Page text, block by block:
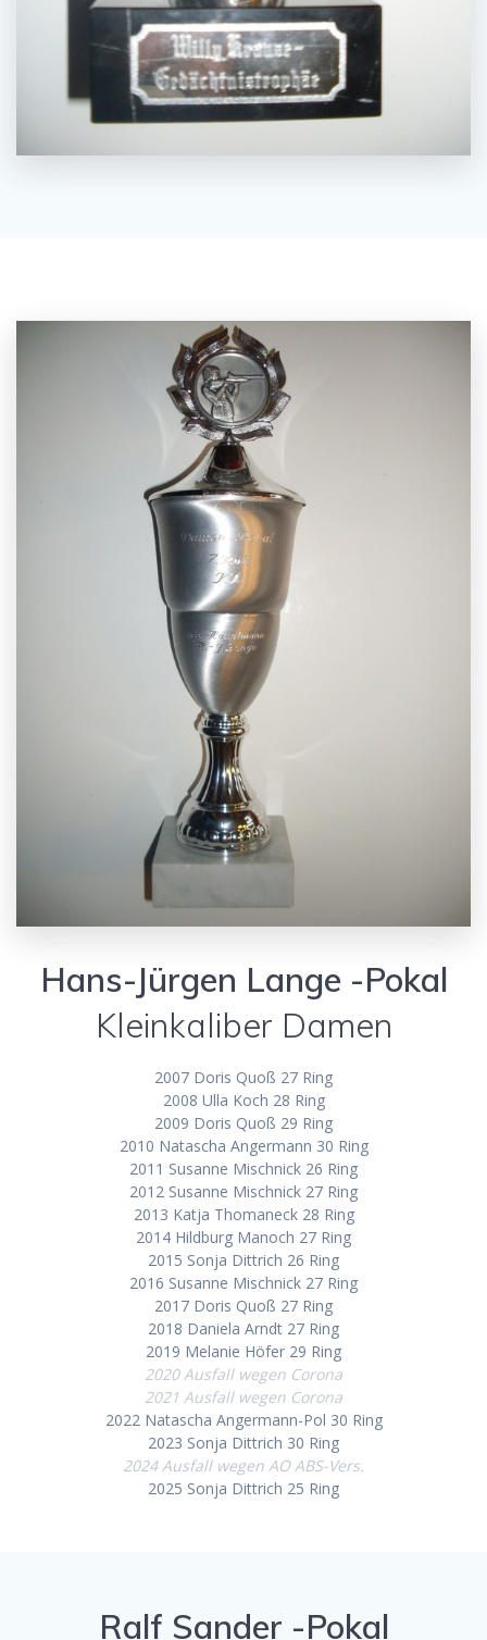
Hans-Jürgen Lange -Pokal
Kleinkaliber Damen
2007 Doris Quoß 27 Ring
2008 Ulla Koch 28 Ring
2009 Doris Quoß 29 Ring
2010 Natascha Angermann 30 Ring
2011 Susanne Mischnick 26 Ring
2012 Susanne Mischnick 27 Ring
2013 Katja Thomaneck 28 Ring
2014 Hildburg Manoch 27 Ring
2015 Sonja Dittrich 26 Ring
2016 Susanne Mischnick 27 Ring
2017 Doris Quoß 27 Ring
2018 Daniela Arndt 27 Ring
2019 Melanie Höfer 29 Ring
2020 Ausfall wegen Corona
2021 Ausfall wegen Corona
2022 Natascha Angermann-Pol 30 Ring
2023 Sonja Dittrich 30 Ring
2024 Ausfall wegen AO ABS-Vers.
2025 Sonja Dittrich 25 Ring
Ralf Sander -Pokal